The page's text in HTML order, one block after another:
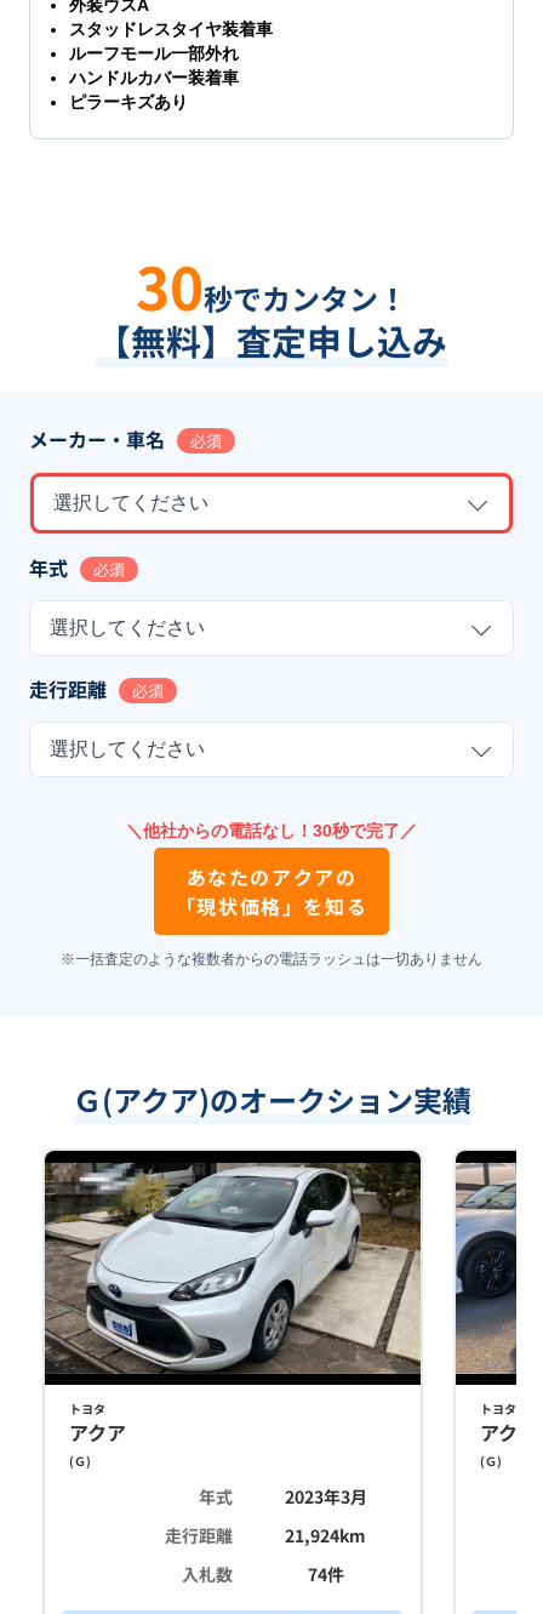
外装ウスA
スタッドレスタイヤ装着車
ルーフモール一部外れ
ハンドルカバー装着車
ピラーキズあり
30秒でカンタン！
【無料】査定申し込み
メーカー・車名 必須
選択してください
年式 必須
選択してください
走行距離 必須
選択してください
＼他社からの電話なし！30秒で完了／
あなたのアクアの
「現状価格」を知る
※一括査定のような複数者からの電話ラッシュは一切ありません
Ｇ(アクア)のオークション実績
トヨタ
アクア
(Ｇ)
年式
2023年3月
走行距離
21,924km
入札数
74件
トヨタ
アクア
(Ｇ)